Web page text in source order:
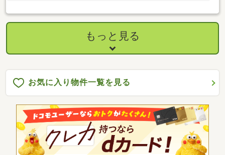
もっと見る
お気に入り物件一覧を見る